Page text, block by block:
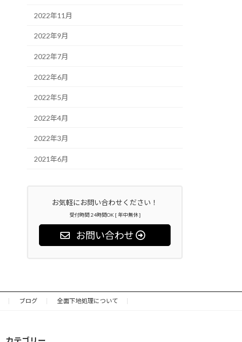
2022年11月
2022年9月
2022年7月
2022年6月
2022年5月
2022年4月
2022年3月
2021年6月
お気軽にお問い合わせください！
受付時間 24時間OK [ 年中無休 ]
お問い合わせ
ブログ 全面下地処理について